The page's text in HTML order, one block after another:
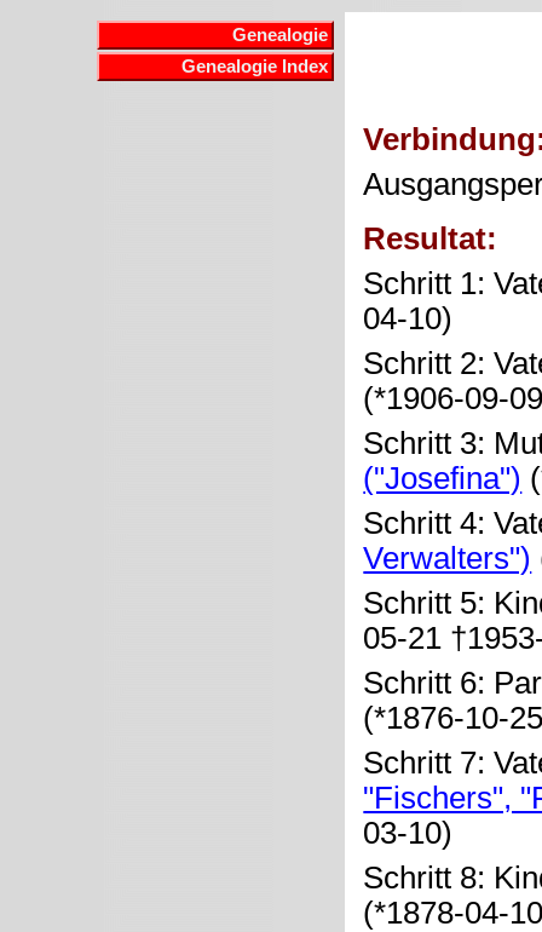
Genealogie
Genealogie Index
Resultat:
Schritt 1:
04-10)
Schritt 2:
(*1906-09-
Schritt 3:
("Josefina")
Schritt 4:
Verwalters")
Schritt 5:
05-21
Schritt 6:
(*1876-10-
Schritt 7:
"Fischers",
03-10)
Schritt 8:
(*1878-04-